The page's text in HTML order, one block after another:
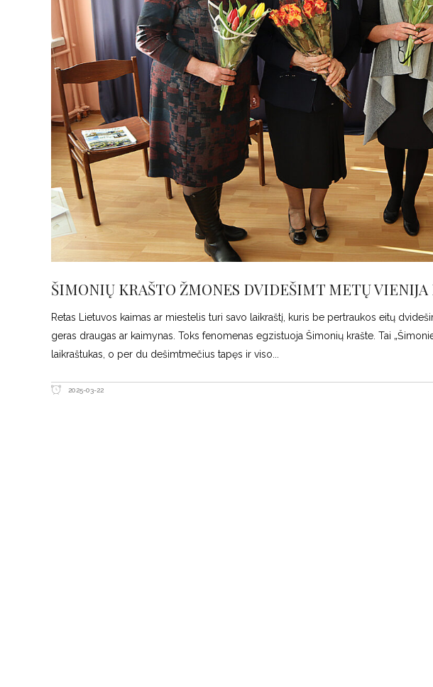
ŠIMONIŲ KRAŠTO ŽMONES DVIDEŠIMT METŲ
Retas Lietuvos kaimas ar miestelis turi savo laikraštį, kuris be pertraukos eitų
geras draugas ar kaimynas. Toks fenomenas egzistuoja Šimonių krašte. Tai
laikraštukas, o per du dešimtmečius tapęs ir viso
2025-03-22